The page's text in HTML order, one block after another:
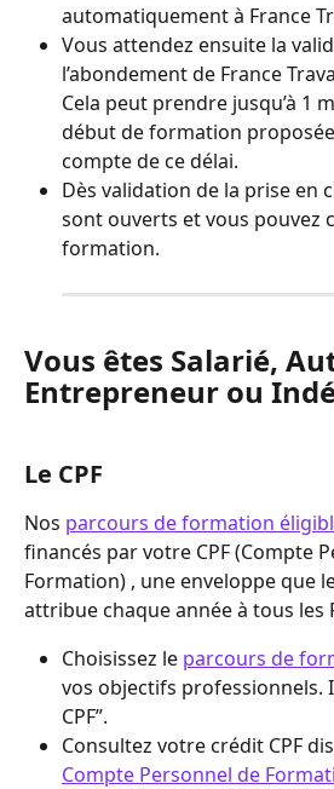
automatiquement à France
Vous attendez ensuite la
l’abondement de France
Cela peut prendre jusqu’à 1
début de formation
compte de ce délai.
Dès validation de la prise en
sont ouverts et vous pouvez
formation.
Vous êtes Salarié,
Entrepreneur ou
Le CPF
Nos parcours de formation
financés par votre CPF (Compte
Formation) , une enveloppe que
attribue chaque année à tous les
Choisissez le parcours de
vos objectifs professionnels.
CPF”.
Consultez votre crédit CPF
Compte Personnel de